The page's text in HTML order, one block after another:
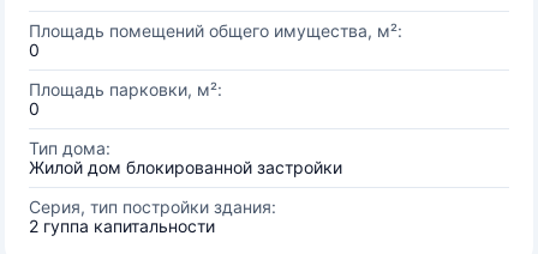
Площадь помещений общего имущества, м²:
0
Площадь парковки, м²:
0
Тип дома:
Жилой дом блокированной застройки
Серия, тип постройки здания:
2 гуппа капитальности